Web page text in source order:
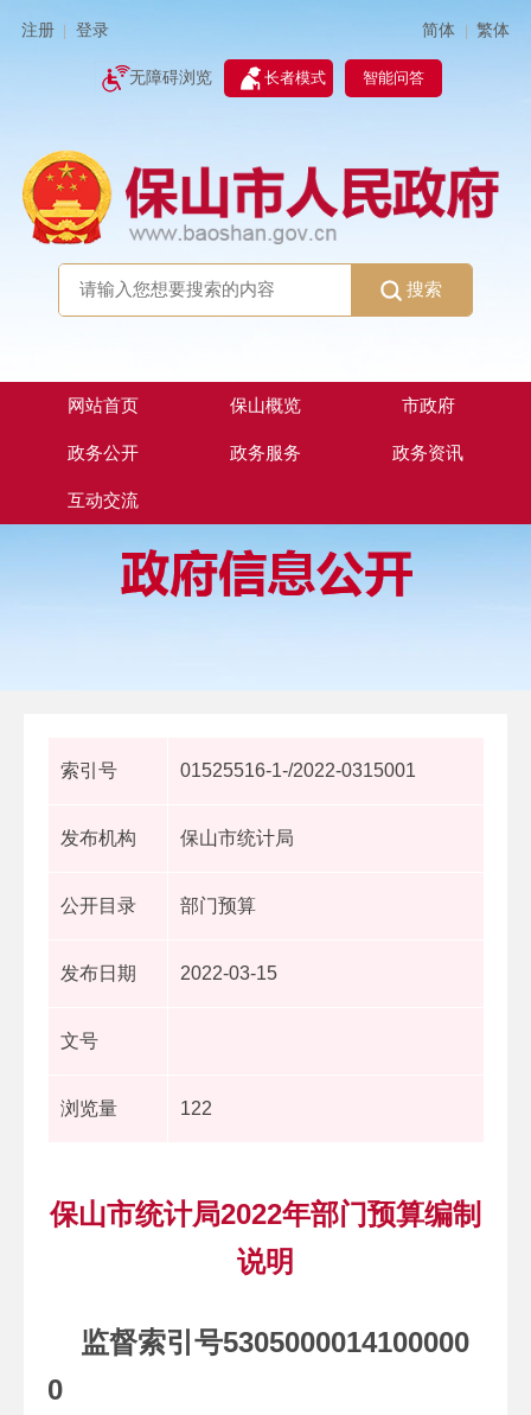
注册 登录 简体 | 繁体
无障碍浏览 长者模式 智能问答
搜索
网站首页 保山概览 市政府
政务公开 政务服务 政务资讯
互动交流
索引号 01525516-1-/2022-0315001
发布机构 保山市统计局
公开目录 部门预算
发布日期 2022-03-15
文号
浏览量 122
保山市统计局2022年部门预算编制
说明
监督索引号5305000014100000
0